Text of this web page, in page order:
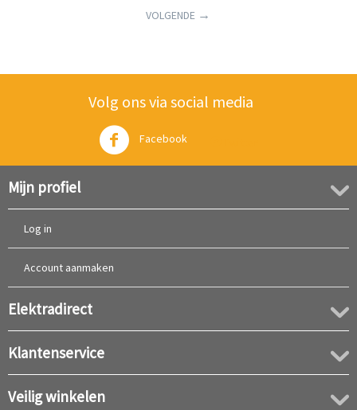
VOLGENDE
Volg ons via social media
Facebook
Mijn profiel
Log in
Account aanmaken
Elektradirect
Klantenservice
Veilig winkelen